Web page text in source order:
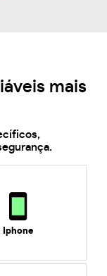
mais
Iphone